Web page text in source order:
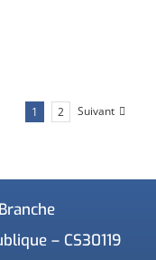
1 2 Suivant
– CS30119